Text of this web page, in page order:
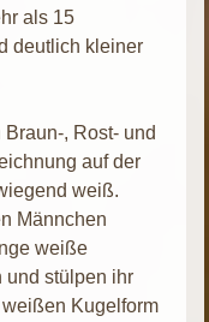
als 15
deutlich kleiner
, Rost- und
auf der
weiß.
Männchen
weiße
und stülpen ihr
Kugelform